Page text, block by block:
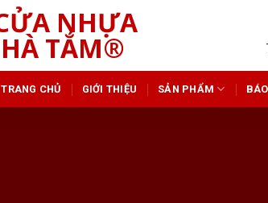
TRANG CHỦ GIỚI THIỆU SẢN PHẨM